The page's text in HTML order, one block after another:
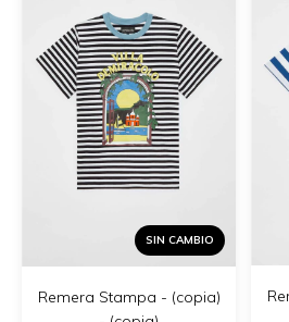
SIN CAMBIO
Remera Stampa - (copia)